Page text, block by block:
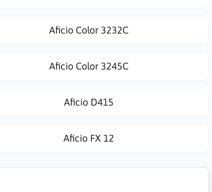
Aficio Color 3232C
Aficio Color 3245C
Aficio D415
Aficio FX 12